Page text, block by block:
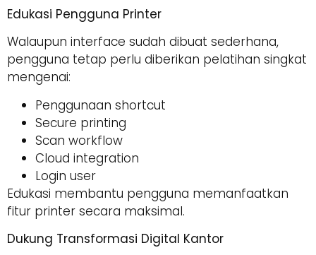
Edukasi Pengguna Printer
Walaupun interface sudah dibuat sederhana,
pengguna tetap perlu diberikan pelatihan singkat
mengenai:
Penggunaan shortcut
Secure printing
Scan workflow
Cloud integration
Login user
Edukasi membantu pengguna memanfaatkan
fitur printer secara maksimal.
Dukung Transformasi Digital Kantor